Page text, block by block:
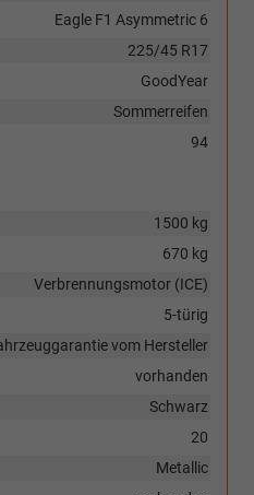
Eagle F1 Asymmetric 6
225/45 R17
GoodYear
Sommerreifen
94
1500 kg
670 kg
Verbrennungsmotor (ICE)
5-türig
vom Hersteller
vorhanden
Schwarz
20
Metallic